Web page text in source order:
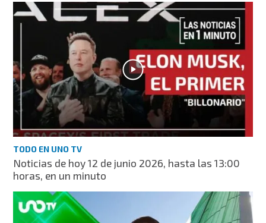
TODO EN UNO TV
Noticias de hoy 12 de junio 2026, hasta las 13:00
horas, en un minuto